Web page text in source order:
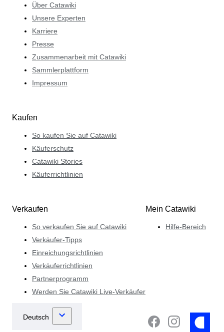
Über Catawiki
Unsere Experten
Karriere
Presse
Zusammenarbeit mit Catawiki
Sammlerplattform
Impressum
Kaufen
So kaufen Sie auf Catawiki
Käuferschutz
Catawiki Stories
Käuferrichtlinien
Verkaufen
So verkaufen Sie auf Catawiki
Verkäufer-Tipps
Einreichungsrichtlinien
Verkäuferrichtlinien
Partnerprogramm
Werden Sie Catawiki Live-Verkäufer
Mein Catawiki
Hilfe-Bereich